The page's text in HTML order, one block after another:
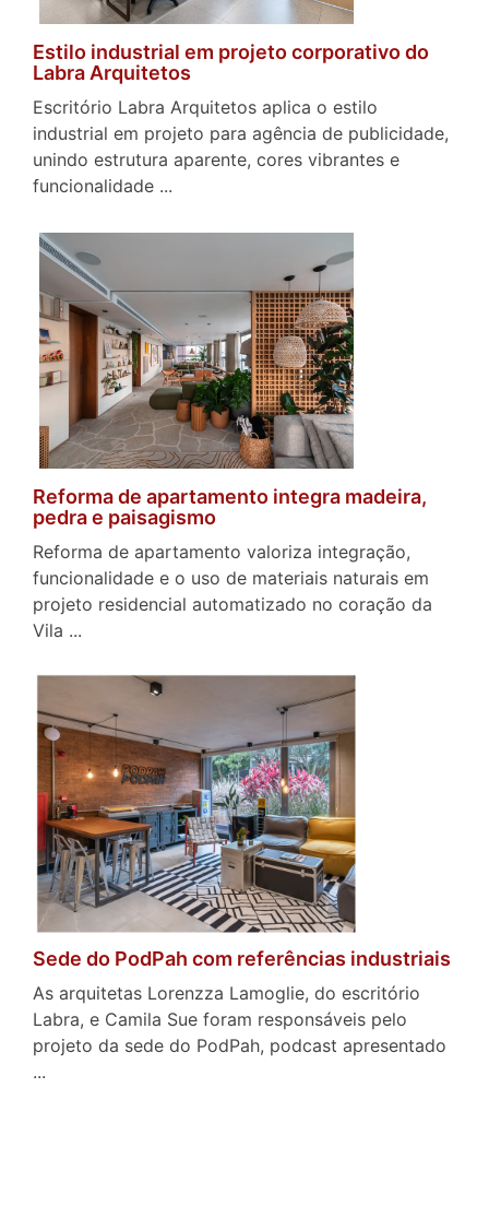
Estilo industrial em projeto corporativo do
Labra Arquitetos
Escritório Labra Arquitetos aplica o estilo
industrial em projeto para agência de publicidade,
unindo estrutura aparente, cores vibrantes e
funcionalidade ...
Reforma de apartamento integra madeira,
pedra e paisagismo
Reforma de apartamento valoriza integração,
funcionalidade e o uso de materiais naturais em
projeto residencial automatizado no coração da
Vila ...
Sede do PodPah com referências industriais
As arquitetas Lorenzza Lamoglie, do escritório
Labra, e Camila Sue foram responsáveis pelo
projeto da sede do PodPah, podcast apresentado
...